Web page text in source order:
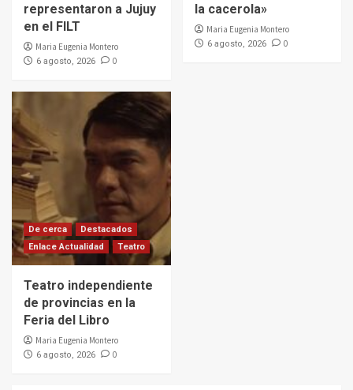
representaron a Jujuy
en el FILT
Maria Eugenia Montero
6 agosto, 2026 0
la cacerola»
Maria Eugenia Montero
6 agosto, 2026 0
De cerca
Destacados
Enlace Actualidad
Teatro
Teatro independiente
de provincias en la
Feria del Libro
Maria Eugenia Montero
6 agosto, 2026 0